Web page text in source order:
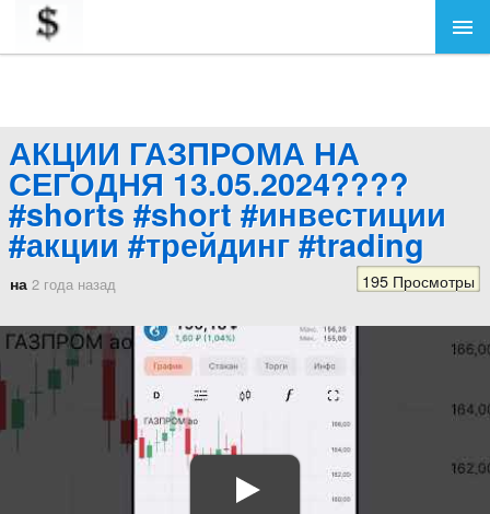
АКЦИИ ГАЗПРОМА НА
СЕГОДНЯ 13.05.2024????
#shorts #short #инвестиции
#акции #трейдинг #trading
на 2 года назад 195 Просмотры